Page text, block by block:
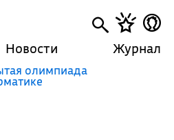
Новости Журнал
олимпиада